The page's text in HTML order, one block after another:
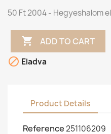
50 Ft 2004 - Hegyeshalom
 ADD TO CART
 Eladva
Product Details
Reference251106209